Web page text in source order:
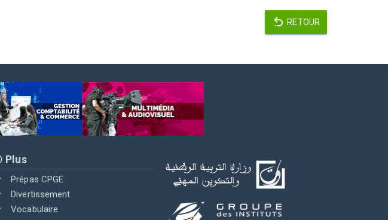
RETOUR
Plus
Prépas CPGE
Divertissement
Vocabulaire